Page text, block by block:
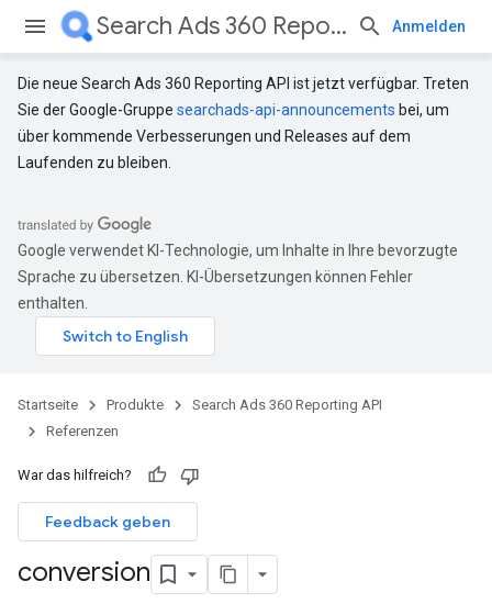
Search Ads 360 Reporting API Anmelden
Die neue Search Ads 360 Reporting API ist jetzt verfügbar. Treten
Sie der Google-Gruppe searchads-api-announcements bei, um
über kommende Verbesserungen und Releases auf dem
Laufenden zu bleiben.
Google verwendet KI-Technologie, um Inhalte in Ihre bevorzugte
Sprache zu übersetzen. KI-Übersetzungen können Fehler
enthalten.
Startseite Produkte
Search Ads 360 Reporting API
Referenzen
War das hilfreich?
Feedback geben
conversion